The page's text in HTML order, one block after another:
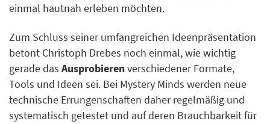
einmal hautnah erleben möchten.
Zum Schluss seiner umfangreichen Ideenpräsentation
betont Christoph Drebes noch einmal, wie wichtig
gerade das Ausprobierenverschiedener Formate,
Tools und Ideen sei. Bei Mystery Minds werden neue
technische Errungenschaften daher regelmäßig und
systematisch getestet und auf deren Brauchbarkeit für